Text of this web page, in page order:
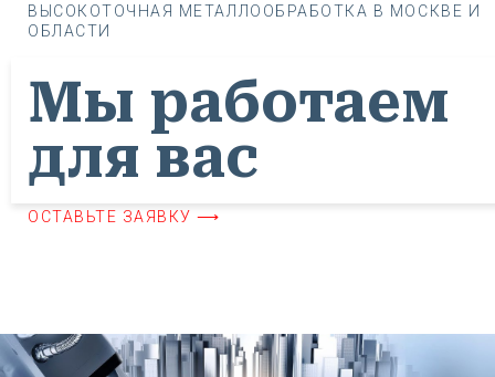
ВЫСОКОТОЧНАЯ МЕТАЛЛООБРАБОТКА В МОСКВЕ И
ОБЛАСТИ
Мы работаем
для вас
ОСТАВЬТЕ ЗАЯВКУ ⟶